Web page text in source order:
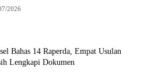
2026
Bahas 14 Raperda, Empat Usulan
Lengkapi Dokumen